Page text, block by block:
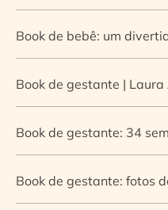
Book de bebê: um
Book de gestante |
Book de gestante: 34
Book de gestante: fotos